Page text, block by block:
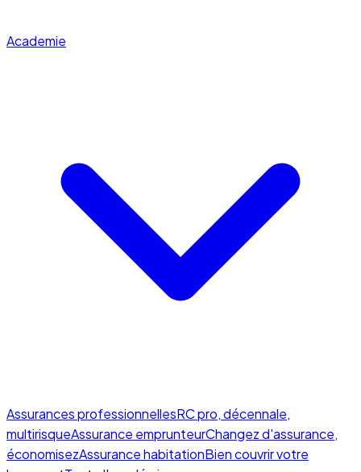
Academie
Assurances professionnellesRC pro, décennale,
multirisqueAssurance emprunteurChangez d'assurance,
économisezAssurance habitationBien couvrir votre